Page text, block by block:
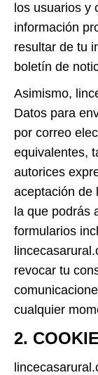
los usuarios y
información
resultar de tu
boletín de
Asimismo,
Datos para
por correo
equivalentes,
autorices
aceptación de
la que podrás
formularios
revocar tu
cualquier
2.